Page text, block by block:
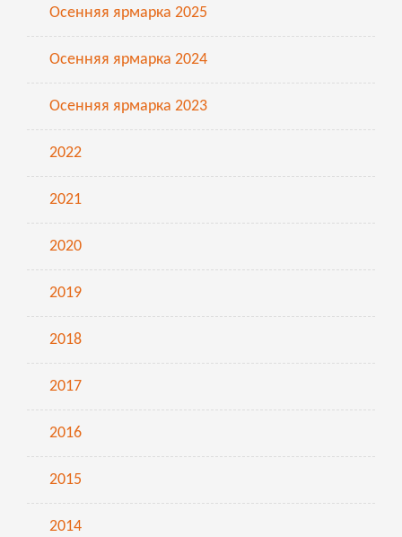
Осенняя ярмарка 2025
Осенняя ярмарка 2024
Осенняя ярмарка 2023
2022
2021
2020
2019
2018
2017
2016
2015
2014